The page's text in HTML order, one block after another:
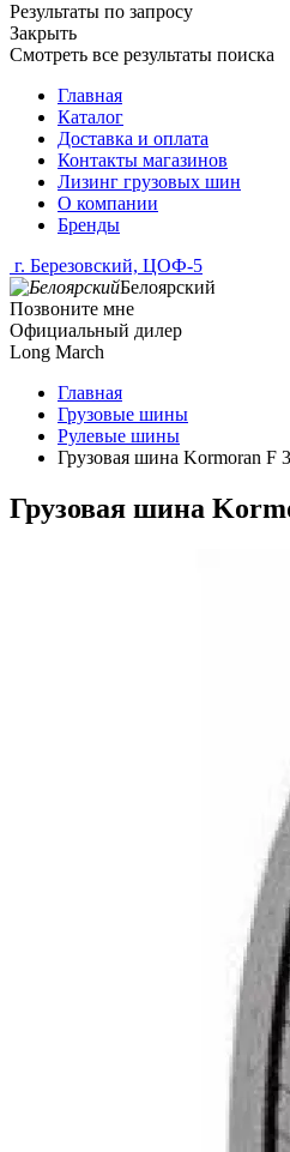
Результаты по запросу
Закрыть
Смотреть все результаты поиска
Главная
Каталог
Доставка и оплата
Контакты магазинов
Лизинг грузовых шин
О компании
Бренды
г. Березовский, ЦОФ-5
Белоярский
Позвоните мне
Официальный дилер
Long March
Главная
Грузовые шины
Рулевые шины
Грузовая шина Kormoran F
Грузовая шина